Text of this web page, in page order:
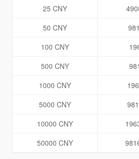
25 CNY
50 CNY
100 CNY
500 CNY
1000 CNY
5000 CNY
10000 CNY
50000 CNY